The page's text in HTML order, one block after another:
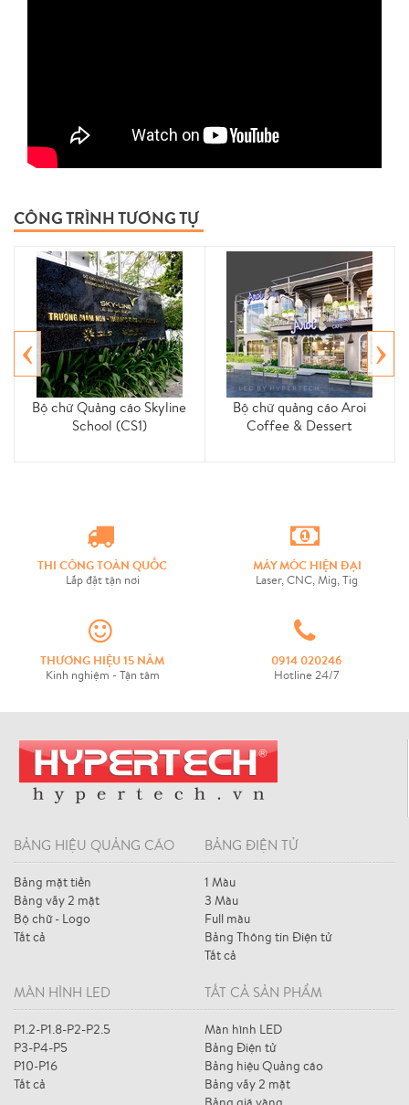
CÔNG TRÌNH TƯƠNG TỰ
Bộ chữ Quảng cáo Skyline
School (CS1)
Bộ chữ quảng cáo Aroi
Coffee & Dessert
‹ ›
THI CÔNG TOÀN QUỐC
Lắp đặt tận nơi
MÁY MÓC HIỆN ĐẠI
Laser, CNC, Mig, Tig
THƯƠNG HIỆU 15 NĂM
Kinh nghiệm - Tận tâm
0914 020246
Hotline 24/7
BẢNG HIỆU QUẢNG CÁO
Bảng mặt tiền
Bảng vẫy 2 mặt
Bộ chữ - Logo
Tất cả
BẢNG ĐIỆN TỬ
1 Màu
3 Màu
Full màu
Bảng Thông tin Điện tử
Tất cả
MÀN HÌNH LED
P1.2-P1.8-P2-P2.5
P3-P4-P5
P10-P16
Tất cả
TẤT CẢ SẢN PHẨM
Màn hình LED
Bảng Điện tử
Bảng hiệu Quảng cáo
Bảng vẫy 2 mặt